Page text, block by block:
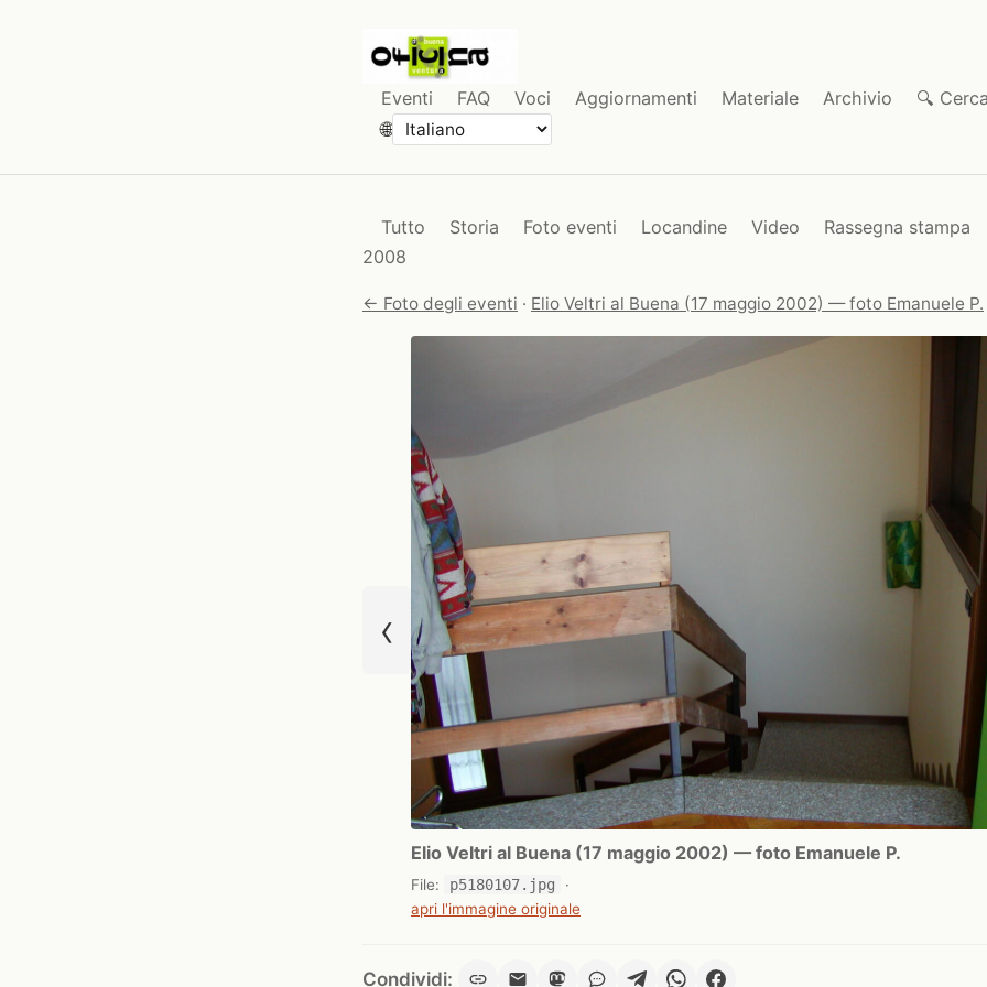
Eventi FAQ Voci Aggiornamenti Materiale Archivio
🔍
🌐
Tutto Storia Foto eventi Locandine Video
Rassegna stampa
2008
← Foto degli eventi · Elio Veltri al Buena (17 maggio 2002) — foto Emanuele P.
‹
Elio Veltri al Buena (17 maggio 2002) — foto Emanuele P.
File: p5180107.jpg
·
apri l'immagine originale
Condividi: